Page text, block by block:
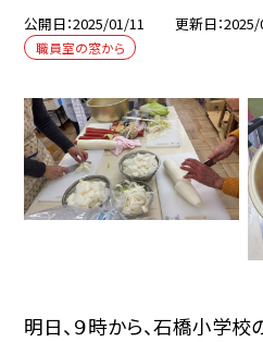
公開日 2025/01/11 更新日
職員室の窓から
明日、９時から、石橋小学